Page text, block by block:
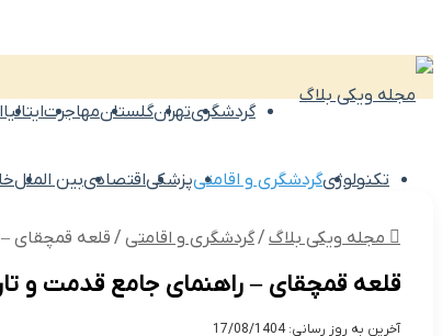
گردشگریتهرانگلستانمهاجرتایتالیا
تکنولوژیگردشگری و اقامتیپزشکیاقتصادیبین الملل
مجله ویکی بلاگ /گردشگری و اقامتی /قلعه قمچقای
قلعه قمچقای – راهنمای جامع قدمت و
آخرین به روز رسانی: 17/08/1404